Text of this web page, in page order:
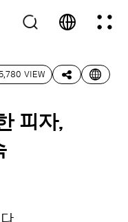
5,780 VIEW
피자,